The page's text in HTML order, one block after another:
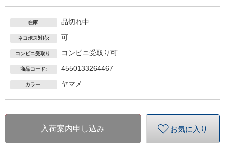
在庫: 品切れ中
ネコポス対応: 可
コンビニ受取り: コンビニ受取り可
商品コード: 4550133264467
カラー: ヤマメ
入荷案内申し込み お気に入り